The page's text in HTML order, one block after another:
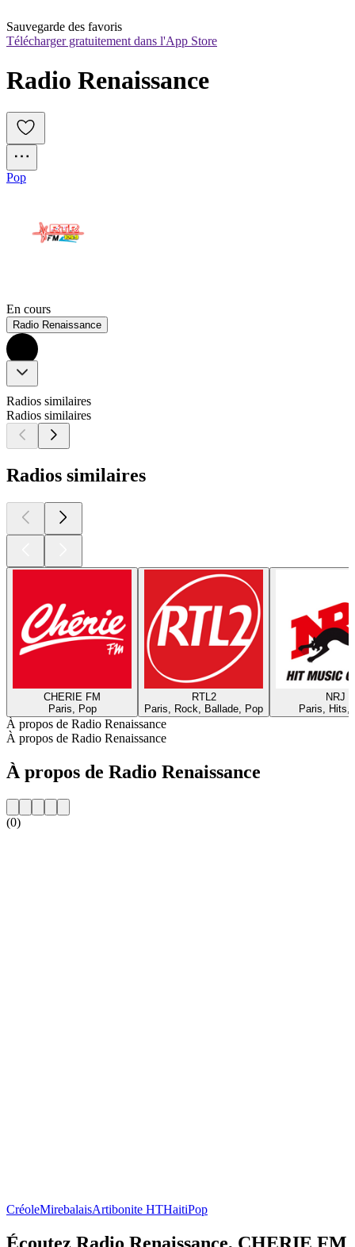
Sauvegarde des favoris
Télécharger gratuitement dans l'App Store
Radio Renaissance
Pop
En cours
Radio Renaissance
Radios similaires
Radios similaires
Radios similaires
CHERIE FM
Paris, Pop
RTL2
Paris, Rock, Ballade, Pop
NRJ
Paris, Hits,
À propos de Radio Renaissance
À propos de Radio Renaissance
À propos de Radio Renaissance
(0)
CréoleMirebalaisArtibonite HTHaitiPop
Écoutez Radio Renaissance, CHERIE FM